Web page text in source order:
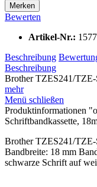
Merken
Bewerten
Artikel-Nr.:
Beschreibung
Beschreibung
Brother TZES241/TZE-
mehr
Menü schließen
Produktinformationen
Schriftbandkassette,
Brother TZES241/TZE-
Bandbreite: 18 mm
schwarze Schrift auf